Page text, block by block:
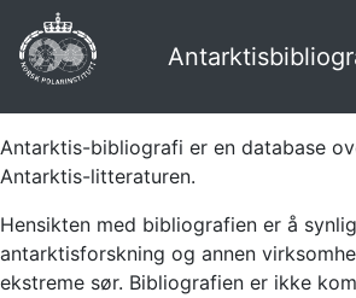
Antarktis-bibliografi er en database
Antarktis-litteraturen.
Hensikten med bibliografien er å
antarktisforskning og annen
ekstreme sør. Bibliografien er ikke